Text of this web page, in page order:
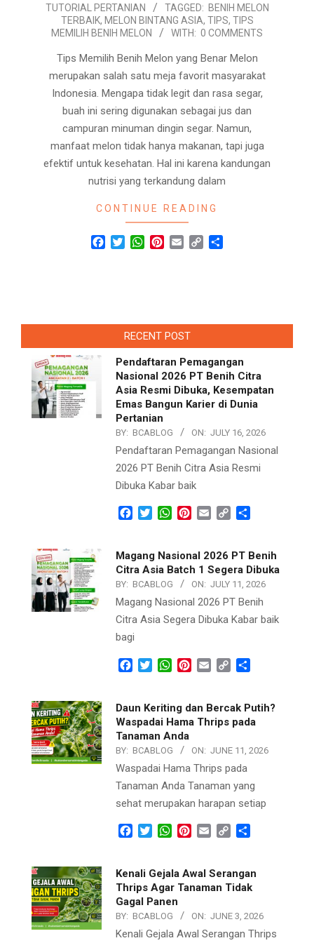
09-
11
TUTORIAL PERTANIAN
TAGGED: BENIH MELON
TERBAIK, MELON BINTANG ASIA, TIPS, TIPS
MEMILIH BENIH MELON
WITH: 0 COMMENTS
Tips Memilih Benih Melon yang Benar Melon
merupakan salah satu meja favorit masyarakat
Indonesia. Mengapa tidak legit dan rasa segar,
buah ini sering digunakan sebagai jus dan
campuran minuman dingin segar. Namun,
manfaat melon tidak hanya makanan, tapi juga
efektif untuk kesehatan. Hal ini karena kandungan
nutrisi yang terkandung dalam
CONTINUE READING
Facebook
TwitterWhatsApp
Pinterest
Email Copy
RECENT POST
Pendaftaran Pemagangan
Nasional 2026 PT Benih Citra
Asia Resmi Dibuka, Kesempatan
Emas Bangun Karier di Dunia
Pertanian
BY: BCABLOG ON: JULY 16, 2026
Pendaftaran Pemagangan Nasional
2026 PT Benih Citra Asia Resmi
Dibuka Kabar baik
Facebook
TwitterWhatsApp
Pinterest
Email Copy
Magang Nasional 2026 PT Benih
Citra Asia Batch 1 Segera Dibuka
BY: BCABLOG ON: JULY 11, 2026
Magang Nasional 2026 PT Benih
Citra Asia Segera Dibuka Kabar baik
bagi
Facebook
TwitterWhatsApp
Pinterest
Email Copy
Daun Keriting dan Bercak Putih?
Waspadai Hama Thrips pada
Tanaman Anda
BY: BCABLOG ON: JUNE 11, 2026
Waspadai Hama Thrips pada
Tanaman Anda Tanaman yang
sehat merupakan harapan setiap
Facebook
TwitterWhatsApp
Pinterest
Email Copy
Kenali Gejala Awal Serangan
Thrips Agar Tanaman Tidak
Gagal Panen
BY: BCABLOG ON: JUNE 3, 2026
Kenali Gejala Awal Serangan Thrips